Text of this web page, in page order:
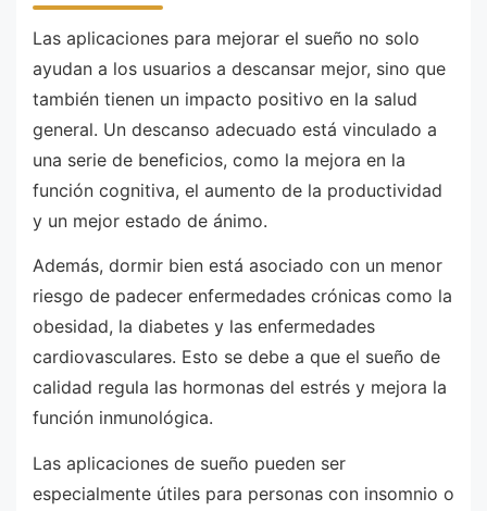
Las aplicaciones para mejorar el sueño no solo
ayudan a los usuarios a descansar mejor, sino que
también tienen un impacto positivo en la salud
general. Un descanso adecuado está vinculado a
una serie de beneficios, como la mejora en la
función cognitiva, el aumento de la productividad
y un mejor estado de ánimo.
Además, dormir bien está asociado con un menor
riesgo de padecer enfermedades crónicas como la
obesidad, la diabetes y las enfermedades
cardiovasculares. Esto se debe a que el sueño de
calidad regula las hormonas del estrés y mejora la
función inmunológica.
Las aplicaciones de sueño pueden ser
especialmente útiles para personas con insomnio o